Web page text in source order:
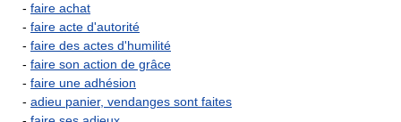
- faire achat
- faire acte d'autorité
- faire des actes d'humilité
- faire son action de grâce
- faire une adhésion
- adieu panier, vendanges sont faites